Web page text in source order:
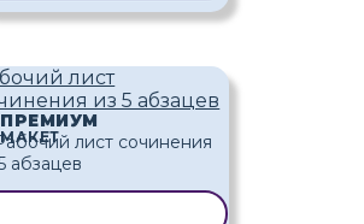
лист
из 5 абзацев
ПРЕМИУМ
МАКЕТ